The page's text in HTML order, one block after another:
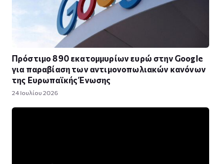
Πρόστιμο 890 εκατομμυρίων ευρώ στην Google
για παραβίαση των αντιμονοπωλιακών κανόνων
της Ευρωπαϊκής Ένωσης
24 Ιουλίου 2026